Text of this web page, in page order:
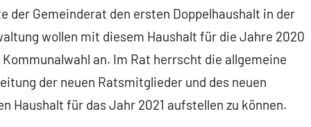
der Gemeinderat den ersten Doppelhaushalt in der
wollen mit diesem Haushalt für die Jahre 2020
an. Im Rat herrscht die allgemeine
der neuen Ratsmitglieder und des neuen
Haushalt für das Jahr 2021 aufstellen zu können.